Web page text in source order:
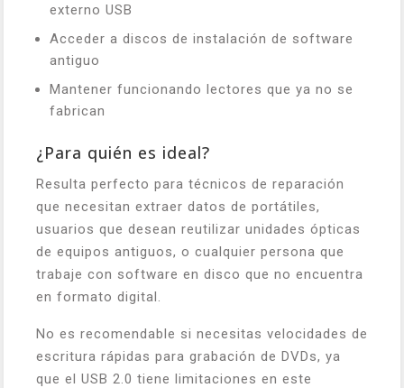
externo USB
Acceder a discos de instalación de software
antiguo
Mantener funcionando lectores que ya no se
fabrican
¿Para quién es ideal?
Resulta perfecto para técnicos de reparación
que necesitan extraer datos de portátiles,
usuarios que desean reutilizar unidades ópticas
de equipos antiguos, o cualquier persona que
trabaje con software en disco que no encuentra
en formato digital.
No es recomendable si necesitas velocidades de
escritura rápidas para grabación de DVDs, ya
que el USB 2.0 tiene limitaciones en este